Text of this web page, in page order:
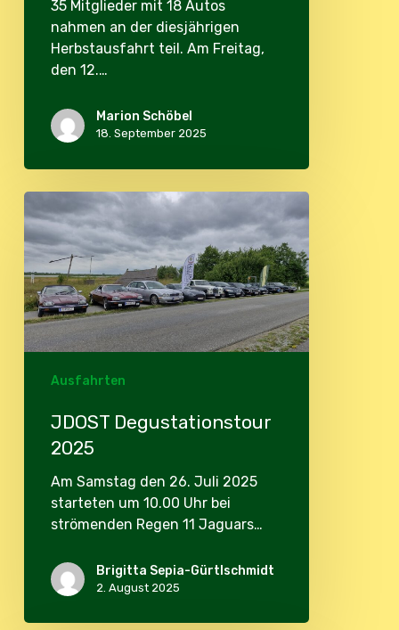
35 Mitglieder mit 18 Autos
nahmen an der diesjährigen
Herbstausfahrt teil. Am Freitag,
den 12.…
Marion Schöbel
18. September 2025
JDOST
Degustationstour
2025
Ausfahrten
JDOST Degustationstour
2025
Am Samstag den 26. Juli 2025
starteten um 10.00 Uhr bei
strömenden Regen 11 Jaguars…
Brigitta Sepia-Gürtlschmidt
2. August 2025